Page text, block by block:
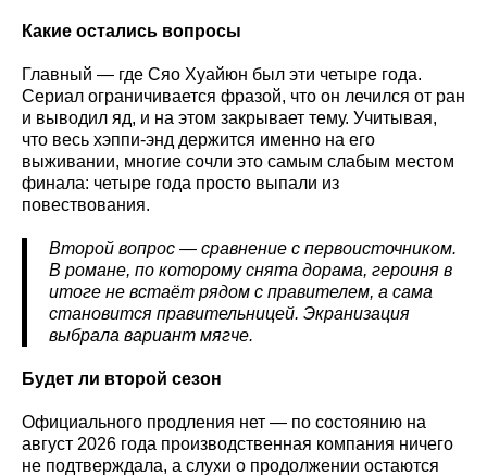
Какие остались вопросы
Главный — где Сяо Хуайюн был эти четыре года.
Сериал ограничивается фразой, что он лечился от ран
и выводил яд, и на этом закрывает тему. Учитывая,
что весь хэппи-энд держится именно на его
выживании, многие сочли это самым слабым местом
финала: четыре года просто выпали из
повествования.
Второй вопрос — сравнение с первоисточником.
В романе, по которому снята дорама, героиня в
итоге не встаёт рядом с правителем, а сама
становится правительницей. Экранизация
выбрала вариант мягче.
Будет ли второй сезон
Официального продления нет — по состоянию на
август 2026 года производственная компания ничего
не подтверждала, а слухи о продолжении остаются